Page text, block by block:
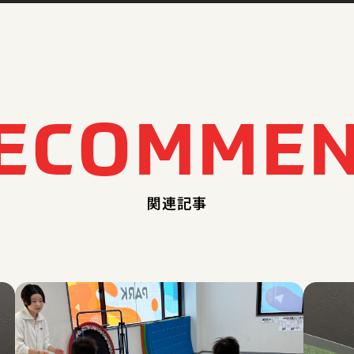
COMME
関連記事